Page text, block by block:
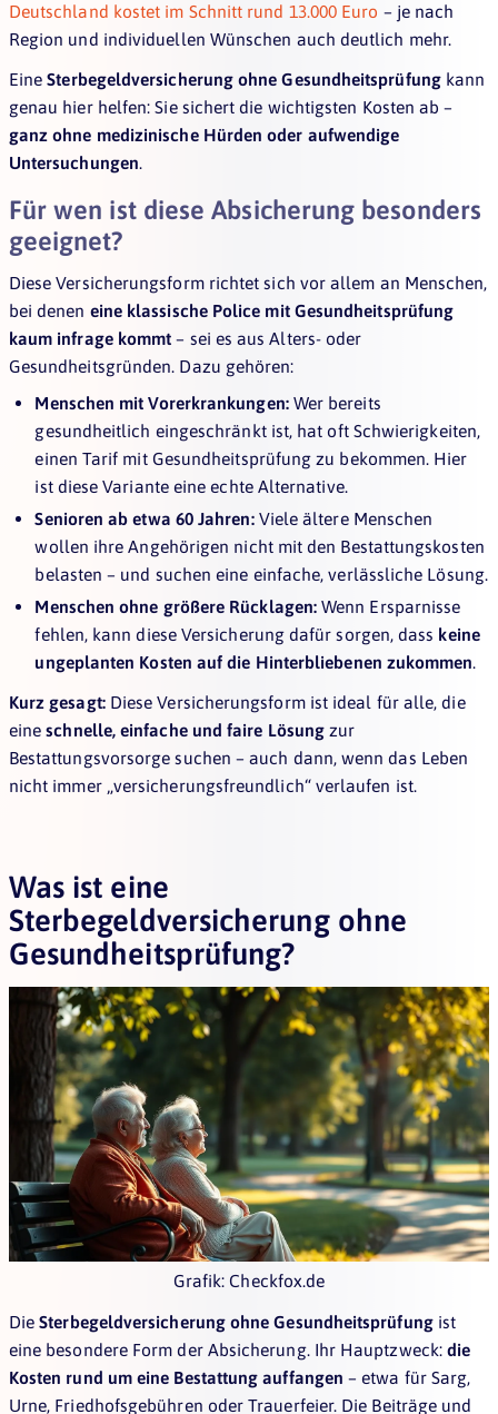
Deutschland kostet im Schnitt rund 13.000 Euro – je nach
Region und individuellen Wünschen auch deutlich mehr.
EineSterbegeldversicherung ohne Gesundheitsprüfungkann
genau hier helfen: Sie sichert die wichtigsten Kosten ab –
ganz ohne medizinische Hürden oder aufwendige
Untersuchungen.
Für wen ist diese Absicherung besonders
geeignet?
Diese Versicherungsform richtet sich vor allem an Menschen,
bei denen eine klassische Police mit Gesundheitsprüfung
kaum infrage kommt – sei es aus Alters- oder
Gesundheitsgründen. Dazu gehören:
Menschen mit Vorerkrankungen: Wer bereits
gesundheitlich eingeschränkt ist, hat oft Schwierigkeiten,
einen Tarif mit Gesundheitsprüfung zu bekommen. Hier
ist diese Variante eine echte Alternative.
Senioren ab etwa 60 Jahren: Viele ältere Menschen
wollen ihre Angehörigen nicht mit den Bestattungskosten
belasten – und suchen eine einfache, verlässliche Lösung.
Menschen ohne größere Rücklagen:Wenn Ersparnisse
fehlen, kann diese Versicherung dafür sorgen, dass keine
ungeplanten Kosten auf die Hinterbliebenen zukommen
Kurz gesagt:Diese Versicherungsform ist ideal für alle, die
eineschnelle, einfache und faire Lösung zur
Bestattungsvorsorge suchen – auch dann, wenn das Leben
nicht immer „versicherungsfreundlich“ verlaufen ist.
Was ist eine
Sterbegeldversicherung ohne
Gesundheitsprüfung?
Grafik: Checkfox.de
DieSterbegeldversicherung ohne Gesundheitsprüfungist
eine besondere Form der Absicherung. Ihr Hauptzweck:die
Kosten rund um eine Bestattung auffangen – etwa für Sarg,
Urne, Friedhofsgebühren oder Trauerfeier. Die Beiträge und